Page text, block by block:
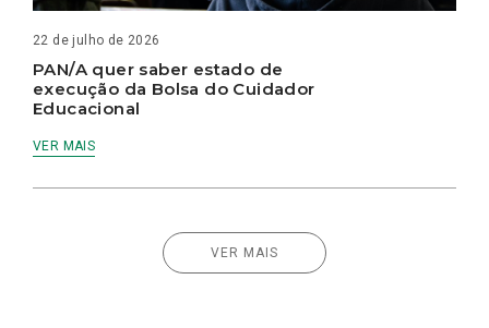
22 de julho de 2026
PAN/A quer saber estado de
execução da Bolsa do Cuidador
Educacional
VER MAIS
VER MAIS